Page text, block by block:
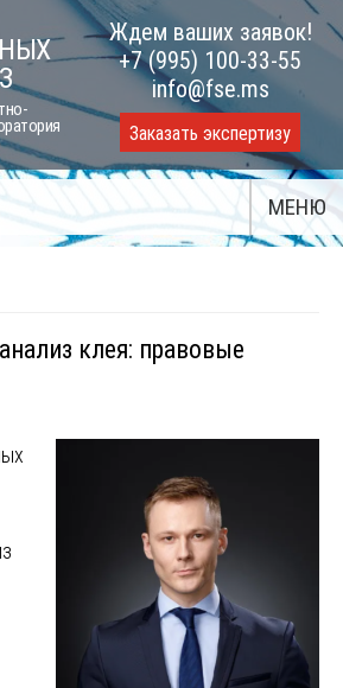
Ждем ваших заявок!
+7 (995) 100-33-55
info@fse.ms
Заказать экспертизу
МЕНЮ
клея: правовые